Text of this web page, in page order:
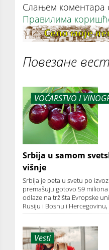
Слањем коментара
Правилима
Повезане
VOĆARSTVO I
Srbija u samom
višnje
Srbija je peta u svetu po
premašuju gotovo 59
odlaze na tržišta Evropske
Rusiju i Bosnu i
Vesti